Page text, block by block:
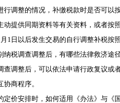
调整的情况，补缴税款时是否可以
供同期资料等有关资料，或者按
1日以后发生交易的自行调整补税按
税调查调整后，有哪些法律救济途
整后，可以依法申请行政复议或
商程序。
安排时，如何适用《办法》与《